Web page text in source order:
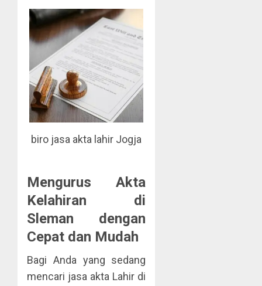
biro jasa akta lahir Jogja
Mengurus Akta
Kelahiran di
Sleman dengan
Cepat dan Mudah
Bagi Anda yang sedang
mencari jasa akta Lahir di